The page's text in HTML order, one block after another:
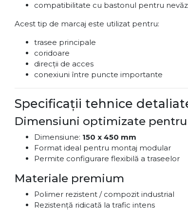
compatibilitate cu bastonul pentru
Acest tip de marcaj este utilizat pentru:
trasee principale
coridoare
direcții de acces
conexiuni între puncte importante
Specificații tehnice
Dimensiuni optimizate
Dimensiune: 150 x 450 mm
Format ideal pentru montaj modular
Permite configurare flexibilă a traseelor
Materiale premium
Polimer rezistent / compozit industrial
Rezistență ridicată la trafic intens